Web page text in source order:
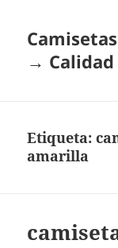
→ Calidad
Etiqueta:
amarilla